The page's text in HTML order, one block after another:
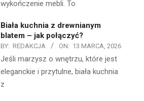
wykończenie mebli. To
Biała kuchnia z drewnianym
blatem – jak połączyć?
BY: REDAKCJA ON: 13 MARCA, 2026
Jeśli marzysz o wnętrzu, które jest
eleganckie i przytulne, biała kuchnia
z